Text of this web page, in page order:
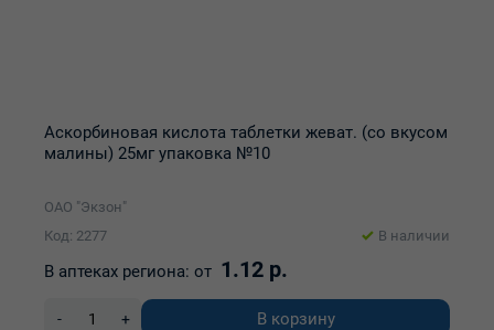
Аскорбиновая кислота таблетки жеват. (со вкусом
малины) 25мг упаковка №10
ОАО "Экзон"
Код: 2277
В наличии
В аптеках региона: от 1.12 р.
- + В корзину